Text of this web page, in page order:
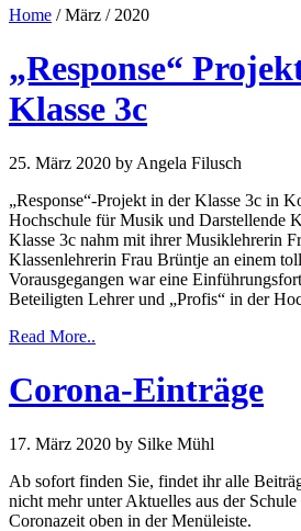
Home / März / 2020
„Response“
Klasse 3c
25. März 2020 by Angela Filusch
„Response“-Projekt in der Klasse 3c in
Hochschule für Musik und Darstellende
Klasse 3c nahm mit ihrer Musiklehrerin
Klassenlehrerin Frau Brüntje an einem
Vorausgegangen war eine
Beteiligten Lehrer und „Profis“ in der
Read More..
Corona-Einträge
17. März 2020 by Silke Mühl
Ab sofort finden Sie, findet ihr alle
nicht mehr unter Aktuelles aus der
Coronazeit oben in der Menüleiste.